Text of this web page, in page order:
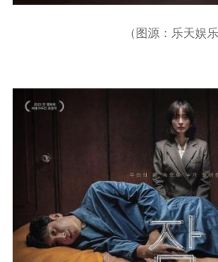
（图源：乐天娱乐